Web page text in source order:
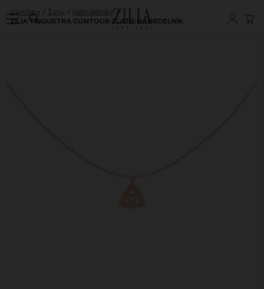
Výrobky Ženy Náhrdelníky
ZILIA TRIQUETRA CONTOUR ZLATÝ NÁHRDELNÍK